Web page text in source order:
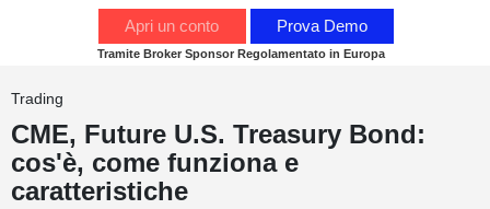
Calendario economico
Webinar
Servizi
Apri un conto Prova Demo
Tramite Broker Sponsor Regolamentato in Europa
Trading
CME, Future U.S. Treasury Bond:
cos'è, come funziona e
caratteristiche